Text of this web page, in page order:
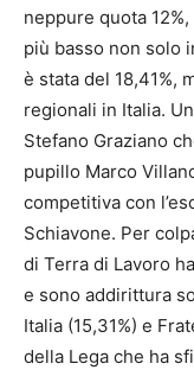
neppure quota
più basso non solo
è stata del 18,41%,
regionali in Italia.
Stefano Graziano
pupillo Marco
competitiva con
Schiavone. Per
di Terra di Lavoro
e sono addirittura
Italia (15,31%) e
della Lega che ha